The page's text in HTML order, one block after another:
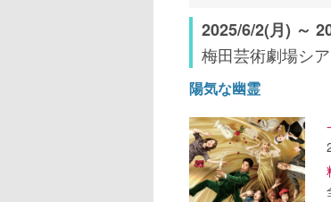
2025/6/2(月) ～
梅田芸術劇場シ
陽気な幽霊